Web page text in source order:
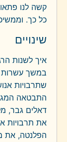
קשה לנו
כל כך.
שינויים
איך לשנות
במשך עשרות
שתרבויות
התבטאה
דאלים גבר,
את תרבויות
הפלנטה, את